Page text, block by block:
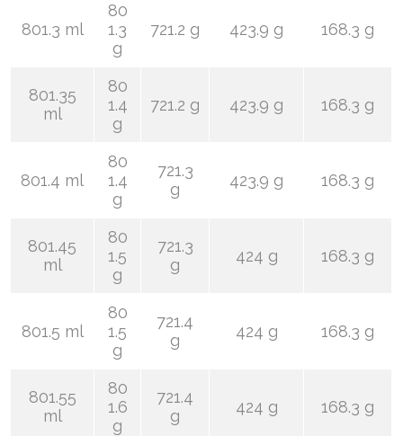
801.3 ml
80
1.3
g
721.2 g 423.9 g 168.3 g
801.35
ml
80
1.4
g
721.2 g 423.9 g 168.3 g
801.4 ml
80
1.4
g
721.3
g
423.9 g 168.3 g
801.45
ml
80
1.5
g
721.3
g
424 g 168.3 g
801.5 ml
80
1.5
g
721.4
g
424 g 168.3 g
801.55
ml
80
1.6
g
721.4
g
424 g 168.3 g